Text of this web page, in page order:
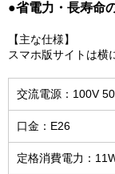
●省電力・長寿命
【主な仕様】
スマホ版サイトは横
交流電源：100V
口金：E26
定格消費電力：